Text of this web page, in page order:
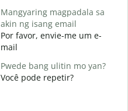
Mangyaring magpadala sa
akin ng isang email
Por favor, envie-me um e-
mail
Pwede bang ulitin mo yan?
Você pode repetir?